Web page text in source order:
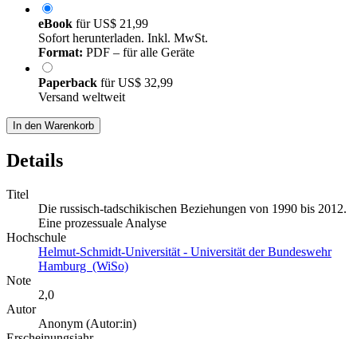
eBook fürUS$ 21,99
Sofort herunterladen. Inkl. MwSt.
Format: PDF – für alle Geräte
Paperback fürUS$ 32,99
Versand weltweit
In den Warenkorb
Details
Titel
Die russisch-tadschikischen Beziehungen von 1990 bis 2012.
Eine prozessuale Analyse
Hochschule
Helmut-Schmidt-Universität - Universität der Bundeswehr
Hamburg (WiSo)
Note
2,0
Autor
Anonym (Autor:in)